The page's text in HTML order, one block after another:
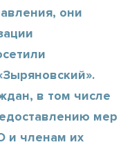
они
в том числе
мер
и членам их